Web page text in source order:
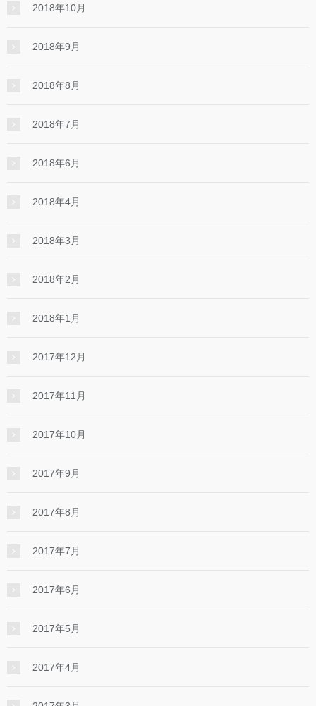
2018年10月
2018年9月
2018年8月
2018年7月
2018年6月
2018年4月
2018年3月
2018年2月
2018年1月
2017年12月
2017年11月
2017年10月
2017年9月
2017年8月
2017年7月
2017年6月
2017年5月
2017年4月